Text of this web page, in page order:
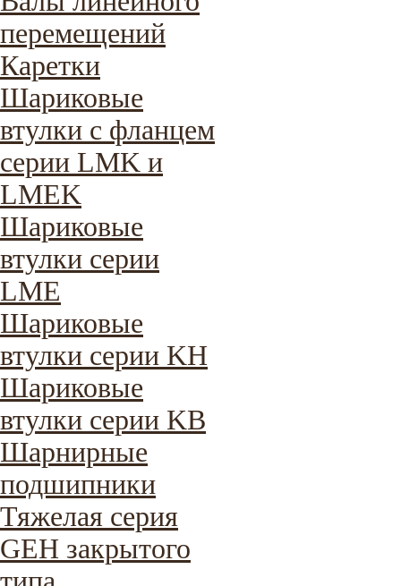
перемещений
Каретки
Шариковые
втулки с фланцем
серии LMK и
LMEK
Шариковые
втулки серии
LME
Шариковые
втулки серии KH
Шариковые
втулки серии KB
Шарнирные
подшипники
Тяжелая серия
GEH закрытого